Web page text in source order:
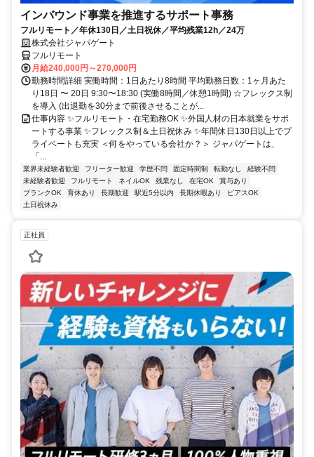
インバウンド事業を推進するサポート事務
フルリモート／年休130日／土日祝休／平均残業12h／24万
株式会社ジャパゲート
フルリモート
月給240,000円～270,000円
勤務時間詳細 実働時間：1日あたり8時間 平均勤務日数：1ヶ月あた
り18日 〜 20日 9:30〜18:30 (実働8時間／休憩1時間) ☆フレックス制
を導入 (出退勤を30分まで前後させることが...
仕事内容 ✨フルリモート・在宅勤務OK ✨外国人材の日本就業をサポ
ートする事業 ✨フレックス制＆土日祝休み ✨年間休日130日以上でプ
ライベートも充実 ＜何をやっている会社か？＞ ジャパゲートは、
「...
業界未経験者歓迎 フリーター歓迎 学歴不問 固定時間制 転勤なし
経験不問
未経験者歓迎
フルリモート ネイルOK 残業なし 在宅OK
賞与あり
ブランクOK
育休あり 長期歓迎 駅近5分以内 長期休暇あり
ピアスOK
土日祝休み
正社員